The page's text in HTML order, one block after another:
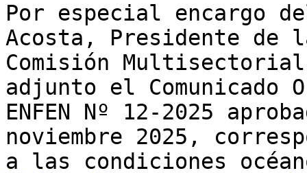
Por especial encargo
Acosta, Presidente de
Comisión Multisectorial
adjunto el Comunicado
ENFEN Nº 12-2025
noviembre 2025,